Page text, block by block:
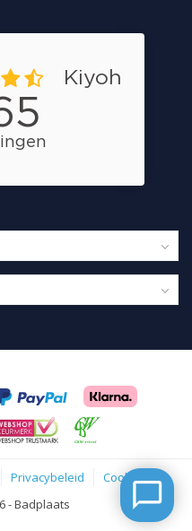
Privacybeleid
Cookies
- Badplaats